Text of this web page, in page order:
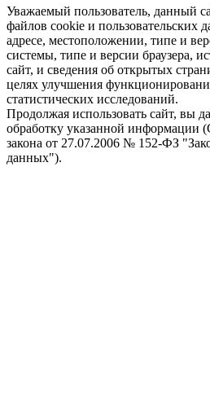
Уважаемый пользователь, данный
файлов cookie и
адресе, местоположении, типе и
системы, типе и версии браузера,
сайт, и сведения об открытых
целях улучшения
статистических исследований.
Продолжая использовать сайт, вы
обработку указанной информации
закона от 27.07.2006 № 152-ФЗ
данных").